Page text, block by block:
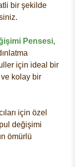
bir şekilde
Pensesi,
için ideal bir
ve kolay bir
için özel
değişimi
ömürlü